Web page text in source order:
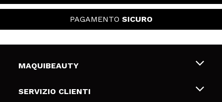
PAGAMENTO SICURO
MAQUIBEAUTY
Chi siamo
SERVIZIO CLIENTI